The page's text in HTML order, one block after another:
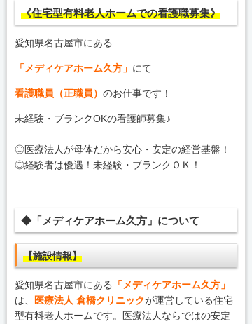
《住宅型有料老人ホームでの看護職募集》
愛知県名古屋市にある
「メディケアホーム久方」 にて
看護職員（正職員）のお仕事です！
未経験・ブランクOKの看護師募集♪
◎医療法人が母体だから安心・安定の経営基盤！
◎経験者は優遇！未経験・ブランクＯＫ！
◆「メディケアホーム久方」について
【施設情報】
愛知県名古屋市にある
「メディケアホーム久方」
は、
医療法人 倉橋クリニックが運営している住宅
型有料老人ホームです。医療法人ならではの安定